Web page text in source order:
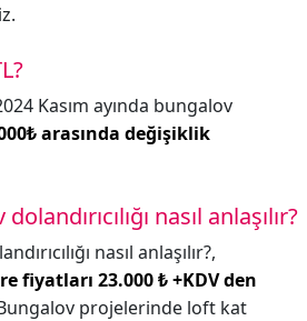
Kasım ayında bungalov
arasında değişiklik
nasıl anlaşılır?
nasıl anlaşılır?,
fiyatları 23.000 ₺ +KDV den
projelerinde loft kat